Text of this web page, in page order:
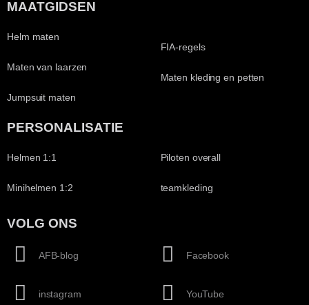
MAATGIDSEN
Helm maten
Maten van laarzen
Jumpsuit maten
FIA-regels
Maten kleding en petten
PERSONALISATIE
Helmen 1:1
Minihelmen 1:2
Piloten overall
teamkleding
VOLG ONS
AFB-blog
instagram
Facebook
YouTube